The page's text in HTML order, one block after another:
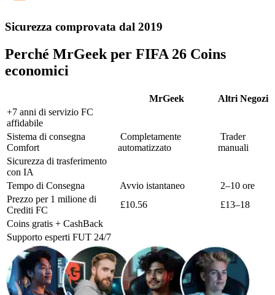
Sicurezza comprovata dal 2019
Perché MrGeek per FIFA 26 Coins
economici
MrGeek
Altri Negozi
+7 anni di servizio FC
affidabile
Sistema di consegna
Comfort
Completamente
automatizzato
Trader
manuali
Sicurezza di trasferimento
con IA
Tempo di Consegna
Avvio istantaneo
2–10 ore
Prezzo per 1 milione di
Crediti FC
£10.56
£13–18
Coins gratis + CashBack
Supporto esperti FUT 24/7